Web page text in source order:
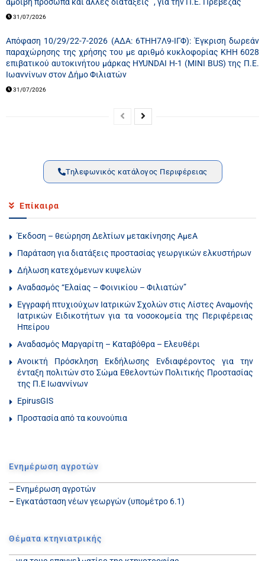
αμοιβή πρόσωπα και άλλες διατάξεις΄΄, για την Π.Ε. Πρέβεζας
31/07/2026
Απόφαση 10/29/22-7-2026 (ΑΔΑ: 6ΤΗΗ7Λ9-ΙΓΦ): Έγκριση δωρεάν
παραχώρησης της χρήσης του με αριθμό κυκλοφορίας ΚΗΗ 6028
επιβατικού αυτοκινήτου μάρκας HYUNDAI H-1 (MINI BUS) της Π.Ε.
Ιωαννίνων στον Δήμο Φιλιατών
31/07/2026
Τηλεφωνικός κατάλογος Περιφέρειας
Επίκαιρα
Έκδοση – θεώρηση Δελτίων μετακίνησης ΑμεΑ
Παράταση για διατάξεις προστασίας γεωργικών ελκυστήρων
Δήλωση κατεχόμενων κυψελών
Αναδασμός “Ελαίας – Φοινικίου – Φιλιατών”
Εγγραφή πτυχιούχων Ιατρικών Σχολών στις Λίστες Αναμονής
Ιατρικών Ειδικοτήτων για τα νοσοκομεία της Περιφέρειας
Ηπείρου
Αναδασμός Μαργαρίτη – Καταβόθρα – Ελευθέρι
Ανοικτή Πρόσκληση Εκδήλωσης Ενδιαφέροντος για την
ένταξη πολιτών στο Σώμα Εθελοντών Πολιτικής Προστασίας
της Π.Ε Ιωαννίνων
EpirusGIS
Προστασία από τα κουνούπια
Ενημέρωση αγροτών
– Ενημέρωση αγροτών
– Εγκατάσταση νέων γεωργών (υπομέτρο 6.1)
Θέματα κτηνιατρικής